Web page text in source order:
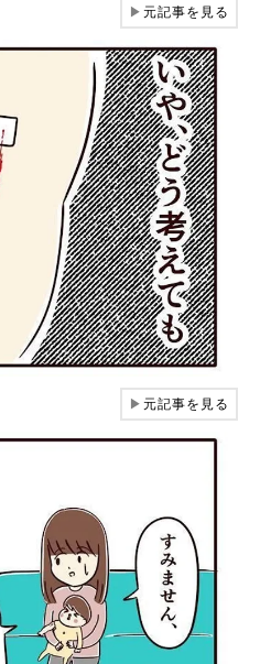
▶元記事を見る
▶元記事を見る